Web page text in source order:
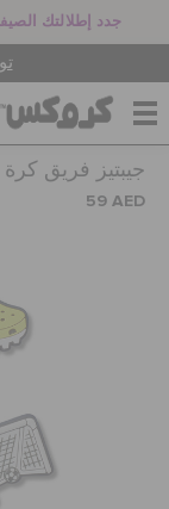
جدد إطلالتك الصيفية! استمتع
للنساء
جيبيتز تشارمز
جيبتيز فريق كرة
59 AED